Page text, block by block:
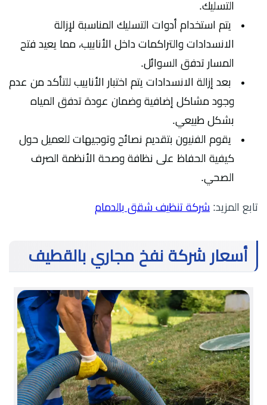
التسليك.
يتم استخدام أدوات التسليك المناسبة لإزالة
الانسدادات والتراكمات داخل الأنابيب، مما يعيد فتح
المسار تدفق السوائل.
بعد إزالة الانسدادات يتم اختبار الأنابيب للتأكد من عدم
وجود مشاكل إضافية وضمان عودة تدفق المياه
بشكل طبيعي.
يقوم الفنيون بتقديم نصائح وتوجيهات للعميل حول
كيفية الحفاظ على نظافة وصحة الأنظمة الصرف
الصحي.
تابع المزيد: شركة تنظيف شقق بالدمام
أسعار شركة نفخ مجاري بالقطيف